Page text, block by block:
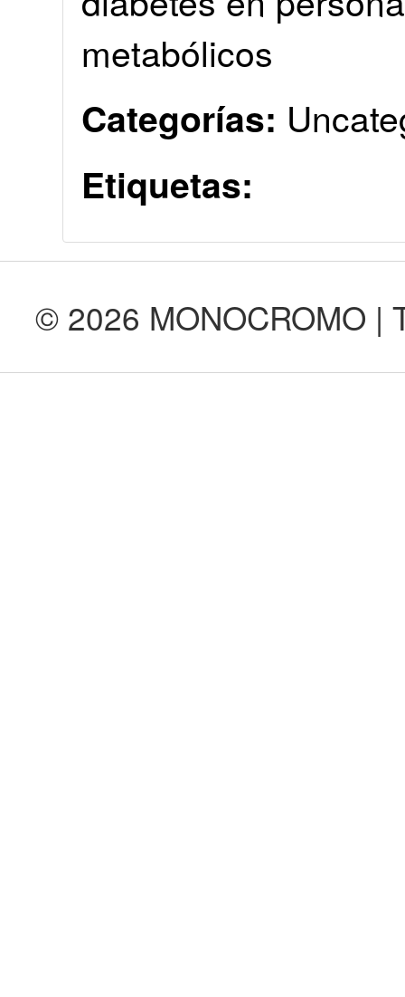
metabólicos
Categorías:
Etiquetas:
© 2026 MONOCROMO |